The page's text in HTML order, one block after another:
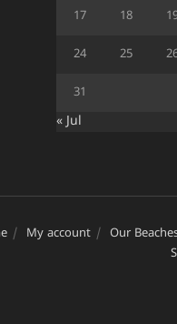
17 18
24 25
31
« Jul
My account Our